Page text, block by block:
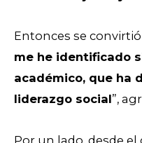
Entonces se
me he identificado
académico, que ha
liderazgo social”,